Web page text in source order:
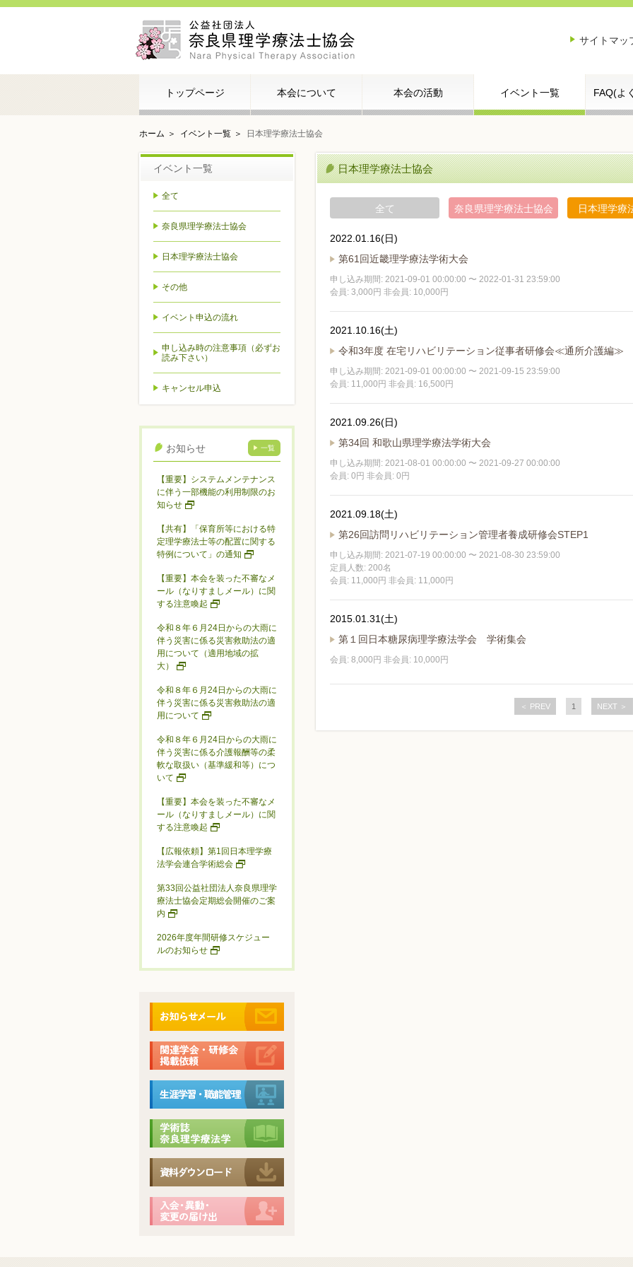
サイトマッ
トップページ 本会について 本会の活動 イベント一覧 FAQ(よ
ホーム イベント一覧 日本理学療法士協会
日本理学療法士協会
全て 奈良県理学療法士協会 日本理学療
2022.01.16(日)
第61回近畿理学療法学術大会
申し込み期間: 2021-09-01 00:00:00 〜 2022-01-31 23:59:00
会員: 3,000円 非会員: 10,000円
2021.10.16(土)
令和3年度 在宅リハビリテーション従事者研修会≪通所介護編≫
申し込み期間: 2021-09-01 00:00:00 〜 2021-09-15 23:59:00
会員: 11,000円 非会員: 16,500円
2021.09.26(日)
第34回 和歌山県理学療法学術大会
申し込み期間: 2021-08-01 00:00:00 〜 2021-09-27 00:00:00
会員: 0円 非会員: 0円
2021.09.18(土)
第26回訪問リハビリテーション管理者養成研修会STEP1
申し込み期間: 2021-07-19 00:00:00 〜 2021-08-30 23:59:00
定員人数: 200名
会員: 11,000円 非会員: 11,000円
2015.01.31(土)
第１回日本糖尿病理学療法学会 学術集会
会員: 8,000円 非会員: 10,000円
＜ PREV 1 NEXT ＞
イベント一覧
全て
奈良県理学療法士協会
日本理学療法士協会
その他
イベント申込の流れ
申し込み時の注意事項（必ずお
読み下さい）
キャンセル申込
お知らせ 一覧
【重要】システムメンテナンス
に伴う一部機能の利用制限のお
知らせ
【共有】「保育所等における特
定理学療法士等の配置に関する
特例について」の通知
【重要】本会を装った不審なメ
ール（なりすましメール）に関
する注意喚起
令和８年６月24日からの大雨に
伴う災害に係る災害救助法の適
用について（適用地域の拡
大）
令和８年６月24日からの大雨に
伴う災害に係る災害救助法の適
用について
令和８年６月24日からの大雨に
伴う災害に係る介護報酬等の柔
軟な取扱い（基準緩和等）につ
いて
【重要】本会を装った不審なメ
ール（なりすましメール）に関
する注意喚起
【広報依頼】第1回日本理学療
法学会連合学術総会
第33回公益社団法人奈良県理学
療法士協会定期総会開催のご案
内
2026年度年間研修スケジュー
ルのお知らせ